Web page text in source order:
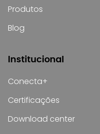
Produtos
Blog
Institucional
Conecta+
Certificações
Download center